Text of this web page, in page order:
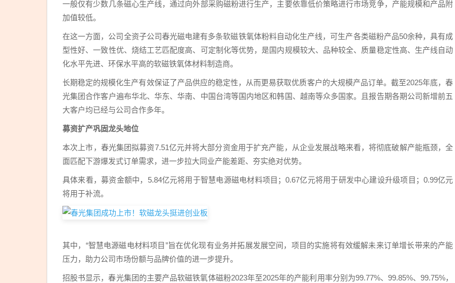
一般仅有少数几条磁心生产线，通过向外部采购磁粉进行生产，主要依靠低价策略进行市场竞争，产能规模和产品附
加值较低。
在这一方面，公司全资子公司春光磁电建有多条软磁铁氧体粉料自动化生产线，可生产各类磁粉产品50余种，具有成
型性好、一致性优、烧结工艺匹配度高、可定制化等优势，是国内规模较大、品种较全、质量稳定性高、生产线自动
化水平先进、环保水平高的软磁铁氧体材料制造商。
长期稳定的规模化生产有效保证了产品供应的稳定性，从而更易获取优质客户的大规模产品订单。截至2025年底，春
光集团合作客户遍布华北、华东、华南、中国台湾等国内地区和韩国、越南等众多国家。且报告期各期公司新增前五
大客户均已经与公司合作多年。
募资扩产巩固龙头地位
本次上市，春光集团拟募资7.51亿元并将大部分资金用于扩充产能，从企业发展战略来看，将彻底破解产能瓶颈，全
面匹配下游爆发式订单需求，进一步拉大同业产能差距、夯实绝对优势。
具体来看，募资金额中，5.84亿元将用于智慧电源磁电材料项目；0.67亿元将用于研发中心建设升级项目；0.99亿元
将用于补流。
其中，“智慧电源磁电材料项目”旨在优化现有业务并拓展发展空间，项目的实施将有效缓解未来订单增长带来的产能
压力，助力公司市场份额与品牌价值的进一步提升。
招股书显示，春光集团的主要产品软磁铁氧体磁粉2023年至2025年的产能利用率分别为99.77%、99.85%、99.75%，